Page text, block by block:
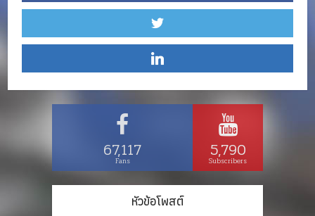
67,117
Fans 5,790
Subscribers
หัวข้อโพสต์